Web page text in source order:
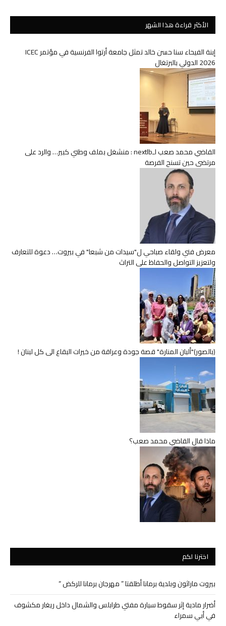
الأكثر قراءة هذا الشهر
إبنة الفيحاء سنا حسن خالد تمثل جامعة أرتوا الفرنسية في مؤتمر ICEC
2026 الدولي بالبرتغال
القاضي محمد صعب لـnextlb : منشغل بملف وطني كبير… والرد على
مرتضى حين تسنح الفرصة
معرض فني ولقاء صباحي ل"سيدات من شبعا" في بيروت… دعوة للتعارف
ولتعزيز التواصل والحفاظ على التراث
(بالصور)"ألبان المنارة" قصة جودة وعراقة من خيرات البقاع الى كل لبنان !
ماذا قال القاضي محمد صعب؟
اخترنا لكم
بيروت ماراثون وبلدية برمانا أطلقتا ” مهرجان برمانا للركض “
أضرار مادية إثر سقوط سيارة مفتي طرابلس والشمال داخل ريغار مكشوف
في أبي سمراء